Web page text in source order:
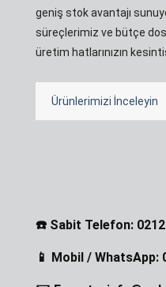
geniş stok avantajı
süreçlerimiz ve bütçe
üretim hatlarınızın
Ürünlerimizi İnceleyin
☎️ Sabit Telefon: 0212
📱 Mobil / WhatsApp: